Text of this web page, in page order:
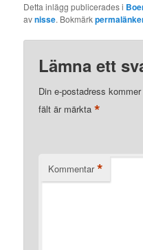
Detta inlägg publicerades i
avnisse. Bokmärk
Lämna ett
Din e-postadress
fält är märkta*
Kommentar *